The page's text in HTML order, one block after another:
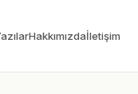
Hakkımızdaİletişim